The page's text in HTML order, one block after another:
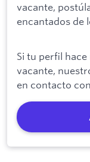
vacante,
encantados de
Si tu perfil
vacante,
en contacto